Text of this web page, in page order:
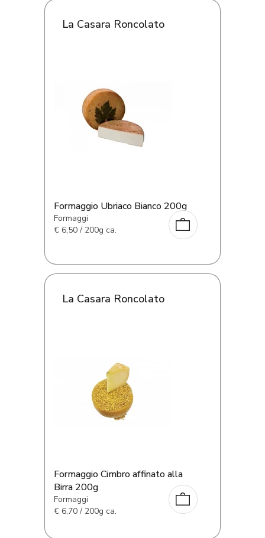
La Casara Roncolato
Formaggio Ubriaco Bianco 200g
Formaggi
€ 6,50 / 200g ca.
La Casara Roncolato
Formaggio Cimbro affinato alla
Birra 200g
Formaggi
€ 6,70 / 200g ca.